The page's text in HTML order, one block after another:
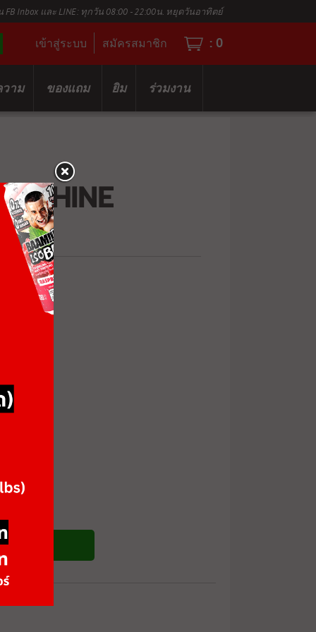
FB Inbox และ LINE: ทุกวัน 08:00 - 22:00น. หยุดวันอาทิตย์
เข้าสู่ระบบ สมัครสมาชิก : 0
าม ของแถม ยิม ร่วมงาน
ซื้อสินค้า